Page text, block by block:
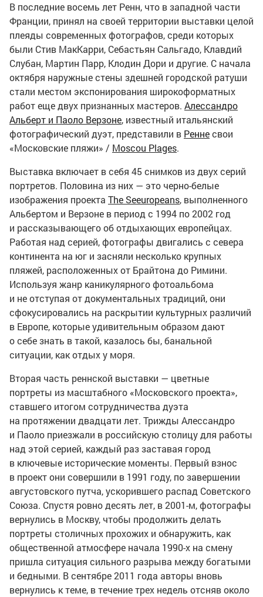
В последние восемь лет Ренн, что в западной части
Франции, принял на своей территории выставки целой
плеяды современных фотографов, среди которых
были Стив МакКарри, Себастьян Сальгадо, Клавдий
Слубан, Мартин Парр, Клодин Дори и другие. С начала
октября наружные стены здешней городской ратуши
стали местом экспонирования широкоформатных
работ еще двух признанных мастеров. Алессандро
Альберт и Паоло Верзоне, известный итальянский
фотографический дуэт, представили в Реннесвои
«Московские пляжи» / Moscou Plages.
Выставка включает в себя 45 снимков из двух серий
портретов. Половина из них — это черно-белые
изображения проекта The Seeuropeans, выполненного
Альбертом и Верзоне в период с 1994 по 2002 год
и рассказывающего об отдыхающих европейцах.
Работая над серией, фотографы двигались с севера
континента на юг и засняли несколько крупных
пляжей, расположенных от Брайтона до Римини.
Используя жанр каникулярного фотоальбома
и не отступая от документальных традиций, они
сфокусировались на раскрытии культурных различий
в Европе, которые удивительным образом дают
о себе знать в такой, казалось бы, банальной
ситуации, как отдых у моря.
Вторая часть реннской выставки — цветные
портреты из масштабного «Московского проекта»,
ставшего итогом сотрудничества дуэта
на протяжении двадцати лет. Трижды Алессандро
и Паоло приезжали в российскую столицу для работы
над этой серией, каждый раз заставая город
в ключевые исторические моменты. Первый взнос
в проект они совершили в 1991 году, по завершении
августовского путча, ускорившего распад Советского
Союза. Спустя ровно десять лет, в 2001-м, фотографы
вернулись в Москву, чтобы продолжить делать
портреты столичных прохожих и обнаружить, как
общественной атмосфере начала 1990-х на смену
пришла ситуация сильного разрыва между богатыми
и бедными. В сентябре 2011 года авторы вновь
вернулись к теме, в течение трех недель отсняв около